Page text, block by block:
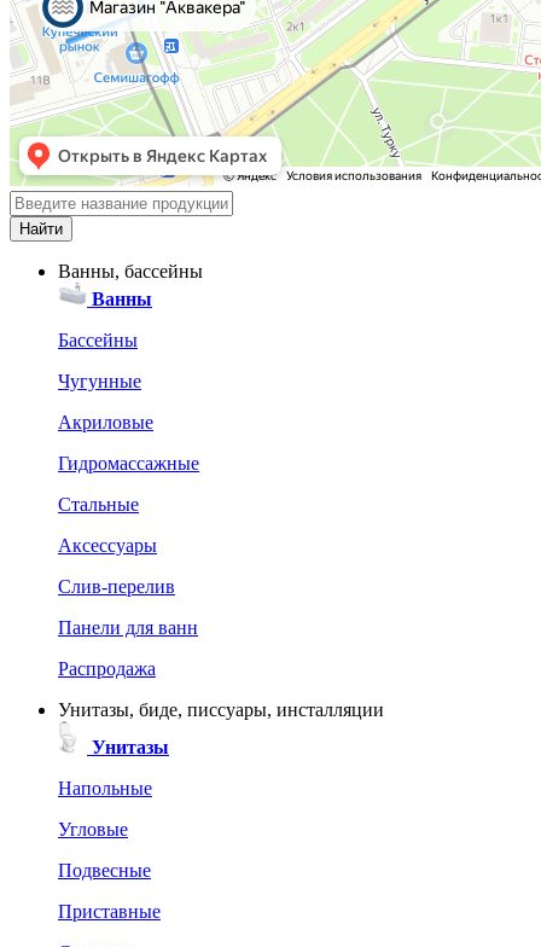
Ванны, бассейны
Ванны
Бассейны
Чугунные
Акриловые
Гидромассажные
Стальные
Аксессуары
Слив-перелив
Панели для ванн
Распродажа
Унитазы, биде, писсуары, инсталляции
Унитазы
Напольные
Угловые
Подвесные
Приставные